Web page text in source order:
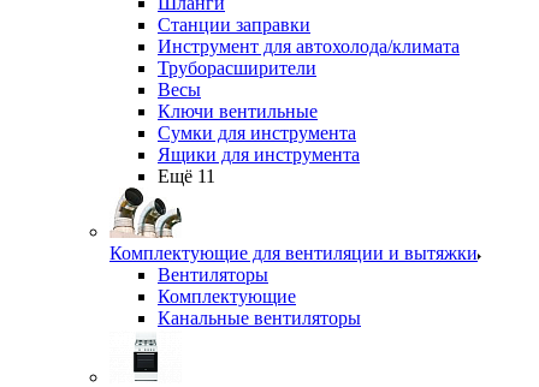
Станции заправки
Инструмент для автохолода/климата
Труборасширители
Весы
Ключи вентильные
Сумки для инструмента
Ящики для инструмента
Ещё 11
Комплектующие для вентиляции и вытяжки
Вентиляторы
Комплектующие
Канальные вентиляторы